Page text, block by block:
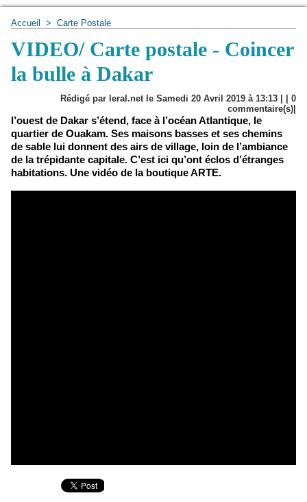
Accueil > Carte Postale
VIDEO/ Carte postale - Coincer
la bulle à Dakar
Rédigé par leral.net le Samedi 20 Avril 2019 à 13:13 | | 0
commentaire(s)|
l’ouest de Dakar s’étend, face à l’océan Atlantique, le
quartier de Ouakam. Ses maisons basses et ses chemins
de sable lui donnent des airs de village, loin de l’ambiance
de la trépidante capitale. C’est ici qu’ont éclos d’étranges
habitations. Une vidéo de la boutique ARTE.